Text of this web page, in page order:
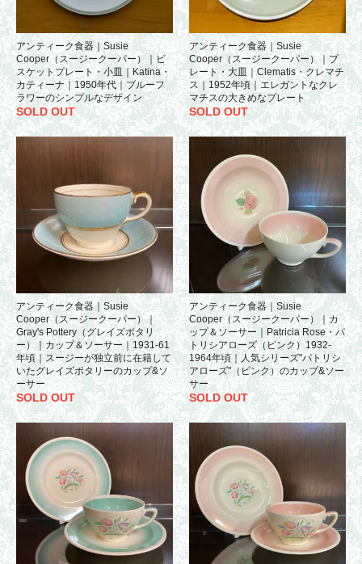
アンティーク食器｜Susie
Cooper（スージークーパー）｜ビ
スケットプレート・小皿｜Katina・
カティーナ｜1950年代｜ブルーフ
ラワーのシンプルなデザイン
SOLD OUT
アンティーク食器｜Susie
Cooper（スージークーパー）｜プ
レート・大皿｜Clematis・クレマチ
ス｜1952年頃｜エレガントなクレ
マチスの大きめなプレート
SOLD OUT
アンティーク食器｜Susie
Cooper（スージークーパー）｜
Gray's Pottery（グレイズポタリ
ー）｜カップ＆ソーサー｜1931-61
年頃｜スージーが独立前に在籍して
いたグレイズポタリーのカップ&ソ
ーサー
SOLD OUT
アンティーク食器｜Susie
Cooper（スージークーパー）｜カ
ップ＆ソーサー｜Patricia Rose・パ
トリシアローズ（ピンク）1932-
1964年頃｜人気シリーズ"パトリシ
アローズ"（ピンク）のカップ&ソー
サー
SOLD OUT